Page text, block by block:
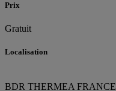
Prix
Gratuit
Localisation
BDR THERMEA FRANCE